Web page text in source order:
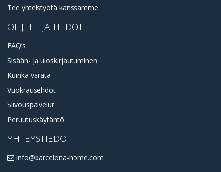
Tee yhteistyötä kanssamme
OHJEET JA TIEDOT
FAQ’s
Sisään- ja uloskirjautuminen
Kuinka varata
Vuokrausehdot
Siivouspalvelut
Peruutuskäytäntö
YHTEYSTIEDOT
info@barcelona-home.com